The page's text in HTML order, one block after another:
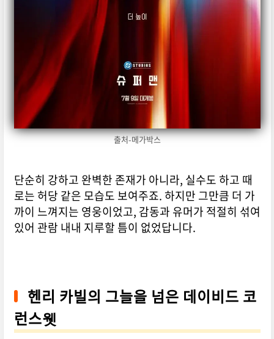
출처-메가박스
단순히 강하고 완벽한 존재가 아니라, 실수도 하고 때
로는 허당 같은 모습도 보여주죠. 하지만 그만큼 더 가
까이 느껴지는 영웅이었고, 감동과 유머가 적절히 섞여
있어 관람 내내 지루할 틈이 없었답니다.
헨리 카빌의 그늘을 넘은 데이비드 코
런스웻